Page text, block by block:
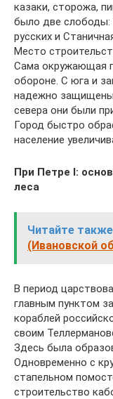
казаки, сторожа,
было две слободы:
русских и
Место
Сама окружающая
обороне. С юга и
надежно
севера они были
Город быстро
население
При Петре I:
леса
Читайте
(Ивановской
В период
главным пунктом
кораблей
своим
Здесь была
Одновременно с
стапельном
строительство